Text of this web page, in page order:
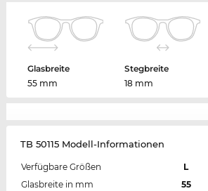
Glasbreite
55 mm
Stegbreite
18 mm
TB 50115 Modell-Informationen
Verfügbare Größen
L
Glasbreite in mm
55